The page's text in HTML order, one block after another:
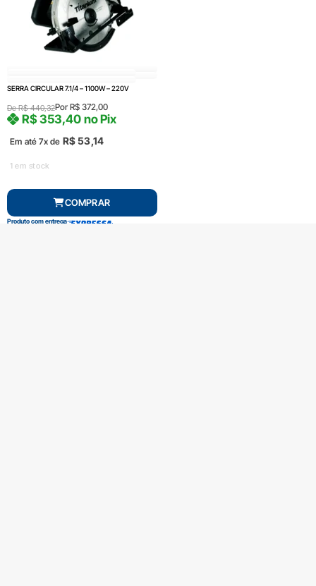
SERRA CIRCULAR 7.1/4 – 1100W – 220V
DeR$440,32Por R$ 372,00
Em até 7x de R$53,14
R$353,40 no Pix
1 em stock
COMPRAR
Produto com entrega